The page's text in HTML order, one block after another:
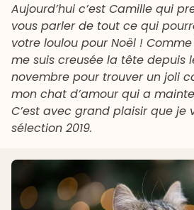
Aujourd’hui c’est Camille qui
vous parler de tout ce qui
votre loulou pour Noël !
me suis creusée la tête depuis
novembre pour trouver un joli
mon chat d’amour qui a
C’est avec grand plaisir que je
sélection 2019.